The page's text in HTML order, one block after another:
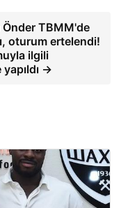
Önder TBMM'de
oturum ertelendi!
ilgili
→